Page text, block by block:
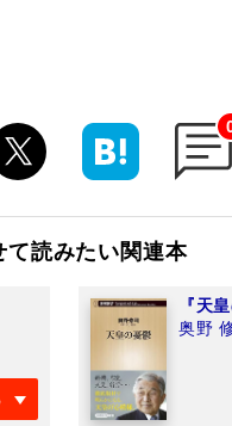
て読みたい関連本
『天
奥野